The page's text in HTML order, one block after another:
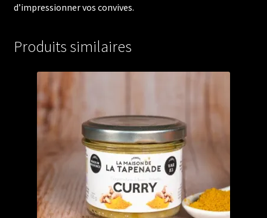
d’impressionner vos convives.
Produits similaires